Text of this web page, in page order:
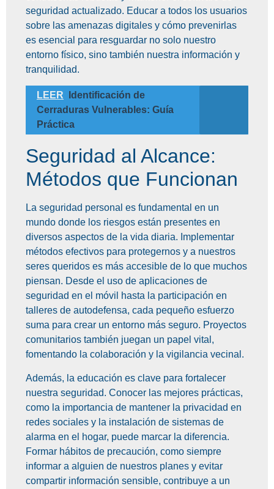
seguridad actualizado. Educar a todos los usuarios
sobre las amenazas digitales y cómo prevenirlas
es esencial para resguardar no solo nuestro
entorno físico, sino también nuestra información y
tranquilidad.
LEER
Identificación de
Cerraduras Vulnerables: Guía
Práctica
Seguridad al Alcance:
Métodos que Funcionan
La seguridad personal es fundamental en un
mundo donde los riesgos están presentes en
diversos aspectos de la vida diaria. Implementar
métodos efectivos para protegernos y a nuestros
seres queridos es más accesible de lo que muchos
piensan. Desde el uso de aplicaciones de
seguridad en el móvil hasta la participación en
talleres de autodefensa, cada pequeño esfuerzo
suma para crear un entorno más seguro. Proyectos
comunitarios también juegan un papel vital,
fomentando la colaboración y la vigilancia vecinal.
Además, la educación es clave para fortalecer
nuestra seguridad. Conocer las mejores prácticas,
como la importancia de mantener la privacidad en
redes sociales y la instalación de sistemas de
alarma en el hogar, puede marcar la diferencia.
Formar hábitos de precaución, como siempre
informar a alguien de nuestros planes y evitar
compartir información sensible, contribuye a un